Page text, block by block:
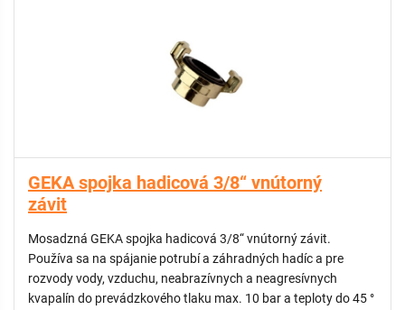
GEKA spojka hadicová 3/8“ vnútorný
závit
Mosadzná GEKA spojka hadicová 3/8“ vnútorný závit.
Používa sa na spájanie potrubí a záhradných hadíc a pre
rozvody vody, vzduchu, neabrazívnych a neagresívnych
kvapalín do prevádzkového tlaku max. 10 bar a teploty do 45 °